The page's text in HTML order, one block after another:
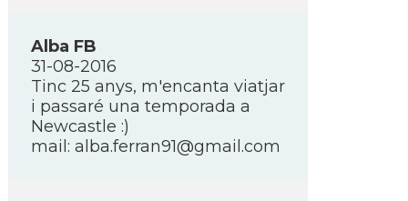
Alba FB
31-08-2016
Tinc 25 anys, m'encanta viatjar
i passaré una temporada a
Newcastle :)
mail: alba.ferran91@gmail.com